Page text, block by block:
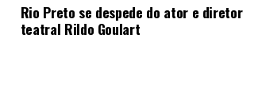
Rio Preto se despede do ator e diretor
teatral Rildo Goulart